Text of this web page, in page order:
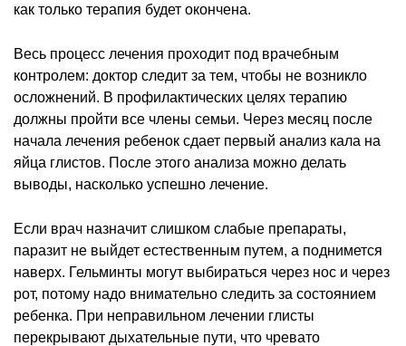
как только терапия будет окончена.
Весь процесс лечения проходит под врачебным
контролем: доктор следит за тем, чтобы не возникло
осложнений. В профилактических целях терапию
должны пройти все члены семьи. Через месяц после
начала лечения ребенок сдает первый анализ кала на
яйца глистов. После этого анализа можно делать
выводы, насколько успешно лечение.
Если врач назначит слишком слабые препараты,
паразит не выйдет естественным путем, а поднимется
наверх. Гельминты могут выбираться через нос и через
рот, потому надо внимательно следить за состоянием
ребенка. При неправильном лечении глисты
перекрывают дыхательные пути, что чревато